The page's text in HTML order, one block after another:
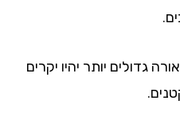
יותר יהיו יקרים